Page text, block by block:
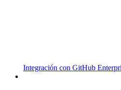
Integración con GitHub